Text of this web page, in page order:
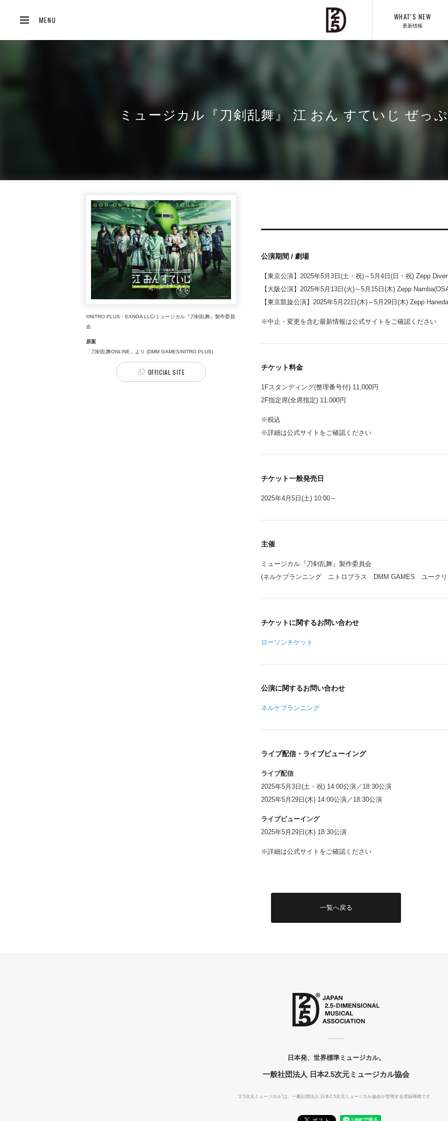
MENU WHAT'S NEW
更新情報
ミュージカル『刀剣乱舞』 江 おん すていじ ぜっ
©NITRO PLUS・EXNOA LLC/ミュージカル『刀剣乱舞』製作委員
会
原案
「刀剣乱舞ONLINE」より (DMM GAMES/NITRO PLUS)
OFFICIAL SITE
公演期間 / 劇場
【東京公演】2025年5月3日(土・祝)～5月4日(日・祝) Zepp
【大阪公演】2025年5月13日(火)～5月15日(木) Zepp
【東京凱旋公演】2025年5月22日(木)～5月29日(木) Zepp
※中止・変更を含む最新情報は公式サイトをご確認ください
チケット料金
1Fスタンディング(整理番号付) 11,000円
2F指定席(全席指定) 11,000円
※税込
※詳細は公式サイトをご確認ください
チケット一般発売日
2025年4月5日(土) 10:00～
主催
ミュージカル『刀剣乱舞』製作委員会
(ネルケプランニング ニトロプラス DMM GAMES ユークリ
チケットに関するお問い合わせ
ローソンチケット
公演に関するお問い合わせ
ネルケプランニング
ライブ配信・ライブビューイング
ライブ配信
2025年5月3日(土・祝) 14:00公演／18:30公演
2025年5月29日(木) 14:00公演／18:30公演
ライブビューイング
2025年5月29日(木) 18:30公演
※詳細は公式サイトをご確認ください
一覧へ戻る
日本発、世界標準ミュージカル。
一般社団法人 日本2.5次元ミュージカル協会
"2.5次元ミュージカル"は、一般社団法人 日本2.5次元ミュージカル協会が管理する登録商標です。